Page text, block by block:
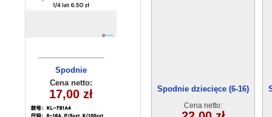
Spodnie
dziecięce
KL-791A4
Cena netto:
17,00 zł
Bluza
dziecięca
290525-DB336
(4-12) 10szt
Cena netto:
15,00 zł Spodnie dziecięce (6-16)
Cena netto: